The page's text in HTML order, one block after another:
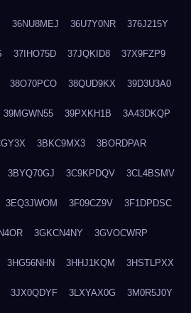
36NU8MEJ 36U7Y0NR 376J215Y
37IHO75D 37JQKID8 37X9FZP9
38O70PCO 38QUD9KX 39D3U3A0
39MGWN55 39PXKH1B 3A43DKQP
3BKC9MX3 3BORDPAR
3BYQ70GJ 3C9KPDQV 3CL4BSMV
3EQ3JWOM 3F09CZ9V 3F1DPDSC
3GKCN4NY 3GVOCWRP
3HG56NHN 3HHJ1KQM 3HSTLPXX
3JX0QDYF 3LXYAX0G 3M0R5J0Y